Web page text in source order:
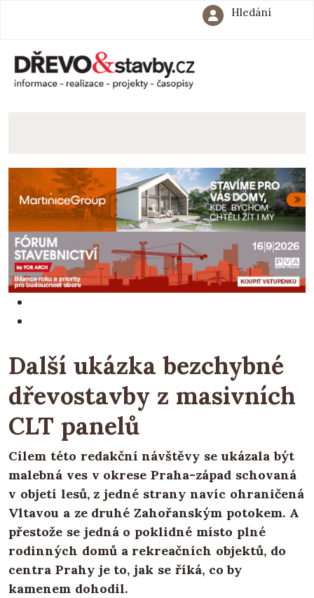
Hledání
Další ukázka bezchybné
dřevostavby z masivních
CLT panelů
Cílem této redakční návštěvy se ukázala být
malebná ves v okrese Praha-západ schovaná
v objetí lesů, z jedné strany navíc ohraničená
Vltavou a ze druhé Zahořanským potokem. A
přestože se jedná o poklidné místo plné
rodinných domů a rekreačních objektů, do
centra Prahy je to, jak se říká, co by
kamenem dohodil.